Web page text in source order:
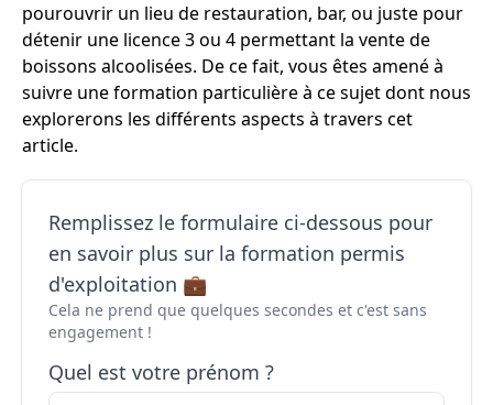
pourouvrir un lieu de restauration, bar, ou juste pour
détenir une licence 3 ou 4 permettant la vente de
boissons alcoolisées. De ce fait, vous êtes amené à
suivre une formation particulière à ce sujet dont nous
explorerons les différents aspects à travers cet
article.
Remplissez le formulaire ci-dessous pour
en savoir plus sur la formation permis
d'exploitation 💼
Cela ne prend que quelques secondes et c'est sans
engagement !
Quel est votre prénom ?